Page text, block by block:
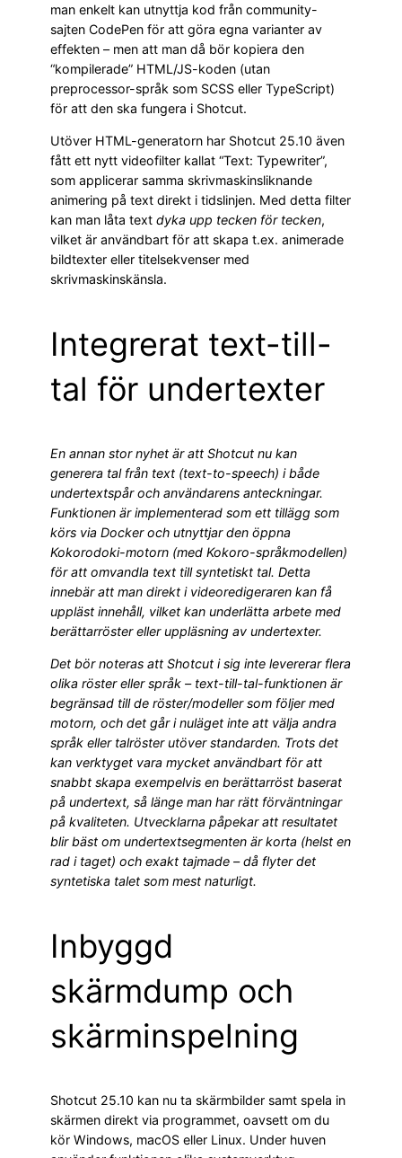
man enkelt kan utnyttja kod från community-
sajten CodePen för att göra egna varianter av
effekten – men att man då bör kopiera den
“kompilerade” HTML/JS-koden (utan
preprocessor-språk som SCSS eller TypeScript)
för att den ska fungera i Shotcut.
Utöver HTML-generatorn har Shotcut 25.10 även
fått ett nytt videofilter kallat “Text: Typewriter”,
som applicerar samma skrivmaskinsliknande
animering på text direkt i tidslinjen. Med detta filter
kan man låta text dyka upp tecken för tecken,
vilket är användbart för att skapa t.ex. animerade
bildtexter eller titelsekvenser med
skrivmaskinskänsla.
Integrerat text-till-
tal för undertexter
En annan stor nyhet är att Shotcut nu kan
generera tal från text (text-to-speech) i både
undertextspår och användarens anteckningar.
Funktionen är implementerad som ett tillägg som
körs via Docker och utnyttjar den öppna
Kokorodoki-motorn (med Kokoro-språkmodellen)
för att omvandla text till syntetiskt tal. Detta
innebär att man direkt i videoredigeraren kan få
uppläst innehåll, vilket kan underlätta arbete med
berättarröster eller uppläsning av undertexter.
Det bör noteras att Shotcut i sig inte levererar flera
olika röster eller språk – text-till-tal-funktionen är
begränsad till de röster/modeller som följer med
motorn, och det går i nuläget inte att välja andra
språk eller talröster utöver standarden. Trots det
kan verktyget vara mycket användbart för att
snabbt skapa exempelvis en berättarröst baserat
på undertext, så länge man har rätt förväntningar
på kvaliteten. Utvecklarna påpekar att resultatet
blir bäst om undertextsegmenten är korta (helst en
rad i taget) och exakt tajmade – då flyter det
syntetiska talet som mest naturligt.
Inbyggd
skärmdump och
skärminspelning
Shotcut 25.10 kan nu ta skärmbilder samt spela in
skärmen direkt via programmet, oavsett om du
kör Windows, macOS eller Linux. Under huven